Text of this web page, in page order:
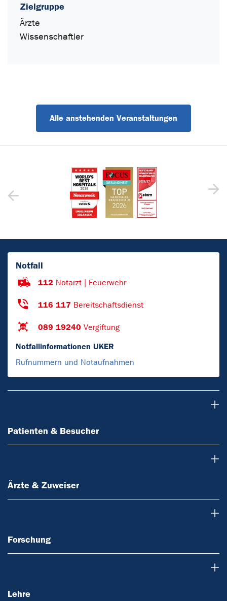
Zielgruppe
Ärzte
Wissenschaftler
Alle anstehenden Veranstaltungen
Notfall
112 Notarzt | Feuerwehr
116 117 Bereitschaftsdienst
089 19240 Vergiftung
Notfallinformationen UKER
Rufnummern und Notaufnahmen
Patienten & Besucher
Ärzte & Zuweiser
Forschung
Lehre